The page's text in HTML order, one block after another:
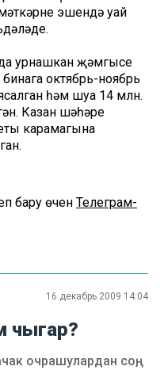
эшендә уңай
урнашкан җәмгысе
октябрь-ноябрь
һәм шуңа 14 млн.
Казан шәһәре
карамагына
бару өчен Телеграм-
16 декабрь 2009 14:04
чыгар?
очрашулардан соң,